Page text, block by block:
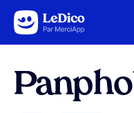
Aller au contenu